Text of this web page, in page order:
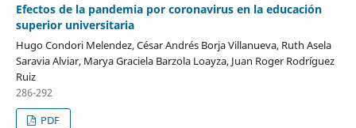
Efectos de la pandemia por coronavirus en la educación
superior universitaria
Hugo Condori Melendez, César Andrés Borja Villanueva, Ruth Asela
Saravia Alviar, Marya Graciela Barzola Loayza, Juan Roger Rodríguez
Ruiz
286-292
PDF